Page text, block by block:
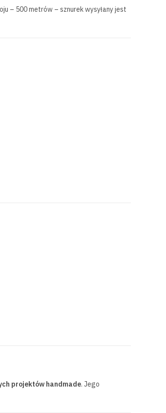
– 500 metrów – sznurek wysyłany jest
projektów handmade. Jego